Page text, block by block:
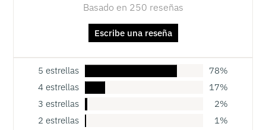
Basado en 250 reseñas
Escribe una reseña
5 estrellas
78%
4 estrellas
17%
3 estrellas
2%
2 estrellas
1%